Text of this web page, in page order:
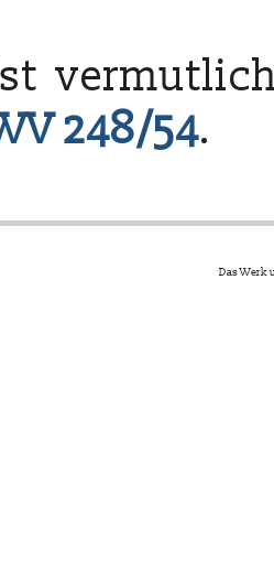
248/54.
Das Werk